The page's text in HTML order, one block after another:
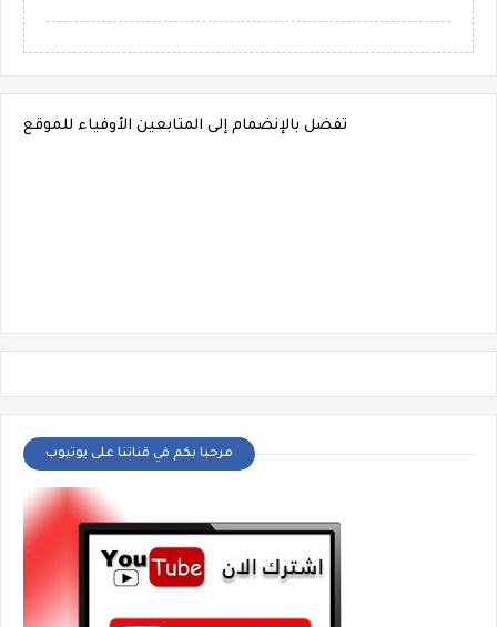
تفضل بالإنضمام إلى المتابعين الأوفياء للموقع
مرحبا بكم في قناتنا على يوتيوب